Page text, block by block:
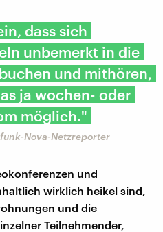
dass sich
unbemerkt in die
und mithören,
ja wochen- oder
möglich."
Nova-Netzreporter
und
wirklich heikel sind,
und die
Teilnehmender,